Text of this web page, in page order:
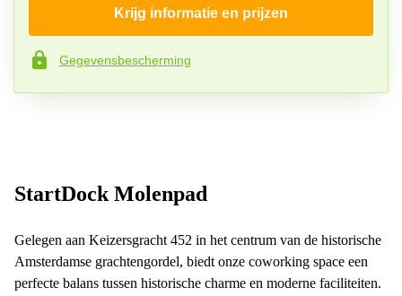
Telefoonnummer*
Krijg informatie en prijzen
Gegevensbescherming
StartDock Molenpad
Gelegen aan Keizersgracht 452 in het centrum van de historische
Amsterdamse grachtengordel, biedt onze coworking space een
perfecte balans tussen historische charme en moderne faciliteiten.